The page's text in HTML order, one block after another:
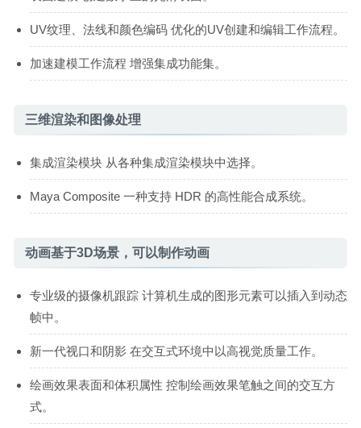
UV纹理、法线和颜色编码 优化的UV创建和编辑工作流程。
加速建模工作流程 增强集成功能集。
三维渲染和图像处理
集成渲染模块 从各种集成渲染模块中选择。
Maya Composite 一种支持 HDR 的高性能合成系统。
动画基于3D场景，可以制作动画
专业级的摄像机跟踪 计算机生成的图形元素可以插入到动态
帧中。
新一代视口和阴影 在交互式环境中以高视觉质量工作。
绘画效果表面和体积属性 控制绘画效果笔触之间的交互方
式。